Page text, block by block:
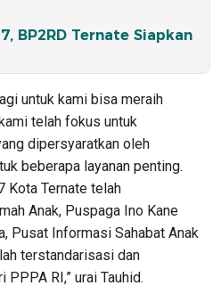
BP2RD Ternate Siapkan
untuk kami bisa meraih
telah fokus untuk
dipersyaratkan oleh
beberapa layanan penting.
Kota Ternate telah
Anak, Puspaga Ino Kane
Pusat Informasi Sahabat Anak
terstandarisasi dan
RI,” urai Tauhid.